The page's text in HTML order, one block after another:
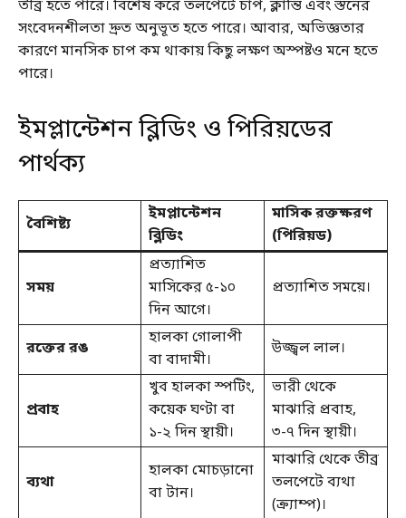
তীব্র হতে পারে। বিশেষ করে তলপেটে চাপ, ক্লান্তি এবং স্তনের
সংবেদনশীলতা দ্রুত অনুভূত হতে পারে। আবার, অভিজ্ঞতার
কারণে মানসিক চাপ কম থাকায় কিছু লক্ষণ অস্পষ্টও মনে হতে
পারে।
ইমপ্লান্টেশন ব্লিডিং ও পিরিয়ডের
পার্থক্য
বৈশিষ্ট্য
ইমপ্লান্টেশন
ব্লিডিং
মাসিক রক্তক্ষরণ
(পিরিয়ড)
সময়
প্রত্যাশিত
মাসিকের ৫-১০
দিন আগে।
প্রত্যাশিত সময়ে।
রক্তের রঙ
হালকা গোলাপী
বা বাদামী।
উজ্জ্বল লাল।
প্রবাহ
খুব হালকা স্পটিং,
কয়েক ঘণ্টা বা
১-২ দিন স্থায়ী।
ভারী থেকে
মাঝারি প্রবাহ,
৩-৭ দিন স্থায়ী।
ব্যথা
হালকা মোচড়ানো
বা টান।
মাঝারি থেকে তীব্র
তলপেটে ব্যথা
(ক্র‍্যাম্প)।